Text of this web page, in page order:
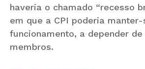
haveria o chamado “recesso
em que a CPI poderia manter-
funcionamento, a depender de
membros.